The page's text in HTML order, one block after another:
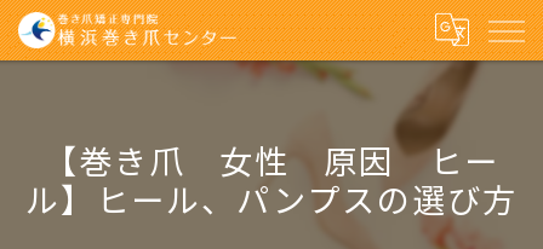
【巻き爪 女性 原因 ヒー
ル】ヒール、パンプスの選び方